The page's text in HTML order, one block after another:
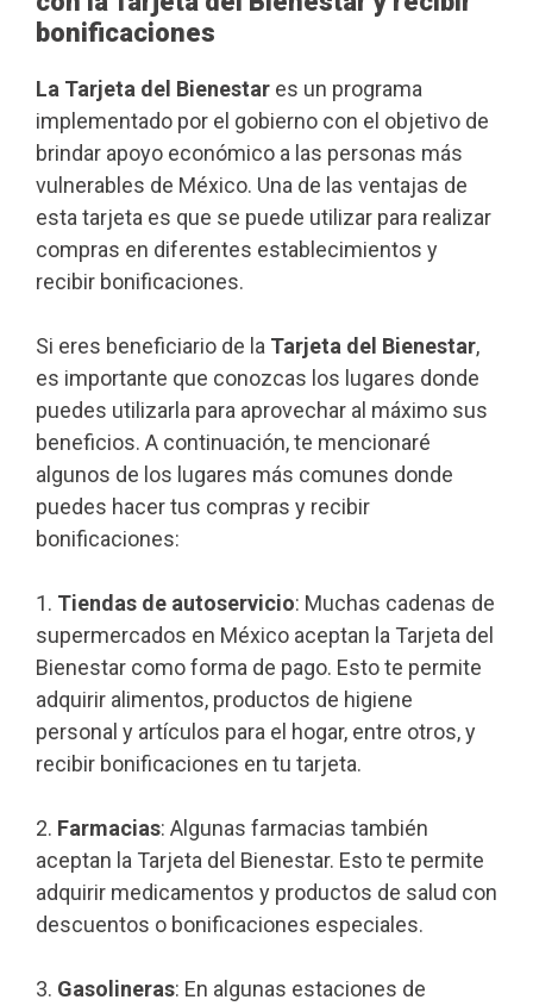
bonificaciones
La Tarjeta del Bienestar es un programa
implementado por el gobierno con el objetivo de
brindar apoyo económico a las personas más
vulnerables de México. Una de las ventajas de
esta tarjeta es que se puede utilizar para realizar
compras en diferentes establecimientos y
recibir bonificaciones.
Si eres beneficiario de la Tarjeta del Bienestar,
es importante que conozcas los lugares donde
puedes utilizarla para aprovechar al máximo sus
beneficios. A continuación, te mencionaré
algunos de los lugares más comunes donde
puedes hacer tus compras y recibir
bonificaciones:
1. Tiendas de autoservicio: Muchas cadenas de
supermercados en México aceptan la Tarjeta del
Bienestar como forma de pago. Esto te permite
adquirir alimentos, productos de higiene
personal y artículos para el hogar, entre otros, y
recibir bonificaciones en tu tarjeta.
2. Farmacias: Algunas farmacias también
aceptan la Tarjeta del Bienestar. Esto te permite
adquirir medicamentos y productos de salud con
descuentos o bonificaciones especiales.
3. Gasolineras: En algunas estaciones de